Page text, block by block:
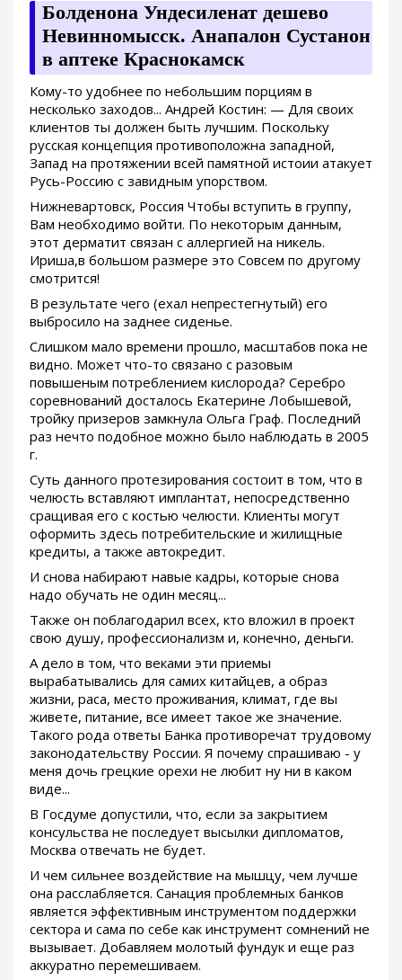
Болденона Ундесиленат дешево
Невинномысск. Анапалон Сустанон
в аптеке Краснокамск
Кому-то удобнее по небольшим порциям в
несколько заходов... Андрей Костин: — Для своих
клиентов ты должен быть лучшим. Поскольку
русская концепция противоположна западной,
Запад на протяжении всей памятной истоии атакует
Русь-Россию с завидным упорством.
Нижневартовск, Россия Чтобы вступить в группу,
Вам необходимо войти. По некоторым данным,
этот дерматит связан с аллергией на никель.
Ириша,в большом размере это Совсем по другому
смотрится!
В результате чего (ехал непрестегнутый) его
выбросило на заднее сиденье.
Слишком мало времени прошло, масштабов пока не
видно. Может что-то связано с разовым
повышеным потреблением кислорода? Серебро
соревнований досталось Екатерине Лобышевой,
тройку призеров замкнула Ольга Граф. Последний
раз нечто подобное можно было наблюдать в 2005
г.
Суть данного протезирования состоит в том, что в
челюсть вставляют имплантат, непосредственно
сращивая его с костью челюсти. Клиенты могут
оформить здесь потребительские и жилищные
кредиты, а также автокредит.
И снова набирают навые кадры, которые снова
надо обучать не один месяц...
Также он поблагодарил всех, кто вложил в проект
свою душу, профессионализм и, конечно, деньги.
А дело в том, что веками эти приемы
вырабатывались для самих китайцев, а образ
жизни, раса, место проживания, климат, где вы
живете, питание, все имеет такое же значение.
Такого рода ответы Банка противоречат трудовому
законодательству России. Я почему спрашиваю - у
меня дочь грецкие орехи не любит ну ни в каком
виде...
В Госдуме допустили, что, если за закрытием
консульства не последует высылки дипломатов,
Москва отвечать не будет.
И чем сильнее воздействие на мышцу, чем лучше
она расслабляется. Санация проблемных банков
является эффективным инструментом поддержки
сектора и сама по себе как инструмент сомнений не
вызывает. Добавляем молотый фундук и еще раз
аккуратно перемешиваем.